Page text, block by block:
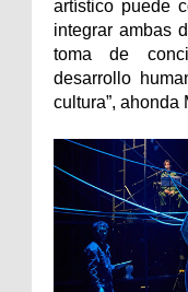
artístico puede
integrar ambas
toma de
desarrollo
cultura”, ahonda